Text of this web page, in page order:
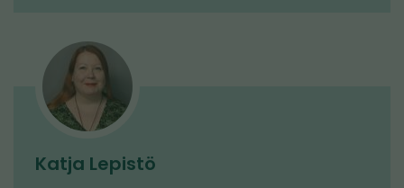
Katja Lepistö